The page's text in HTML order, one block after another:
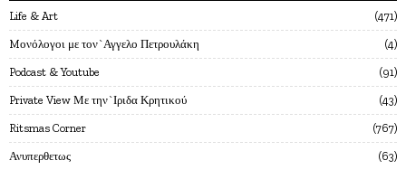
Life & Art 471
Mονόλογοι με τον`Αγγελο Πετρουλάκη 4
Podcast & Youtube 91
Private View Με την`Ιριδα Κρητικού 43
Ritsmas Corner 767
Ανυπερθετως 63